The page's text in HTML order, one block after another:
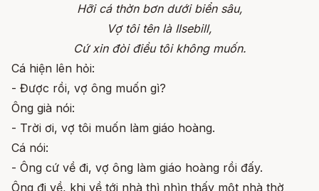
Hỡi cá thờn bơn dưới biển sâu,
Vợ tôi tên là Ilsebill,
Cứ xin đòi điều tôi không muốn.
Cá hiện lên hỏi:
- Được rồi, vợ ông muốn gì?
Ông già nói:
- Trời ơi, vợ tôi muốn làm giáo hoàng.
Cá nói:
- Ông cứ về đi, vợ ông làm giáo hoàng rồi đấy.
Ông đi về, khi về tới nhà thì nhìn thấy một nhà thờ